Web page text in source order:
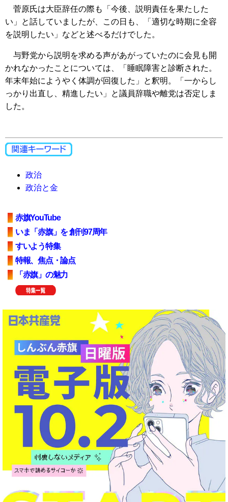
菅原氏は大臣辞任の際も「今後、説明責任を果たした
い」と話していましたが、この日も、「適切な時期に全容
を説明したい」などと述べるだけでした。
与野党から説明を求める声があがっていたのに会見も開
かれなかったことについては、「睡眠障害と診断された。
年末年始にようやく体調が回復した」と釈明。「一からし
っかり出直し、精進したい」と議員辞職や離党は否定しま
した。
政治
政治と金
赤旗YouTube
いま「赤旗」を 創刊97周年
すいよう特集
特報、焦点・論点
「赤旗」の魅力